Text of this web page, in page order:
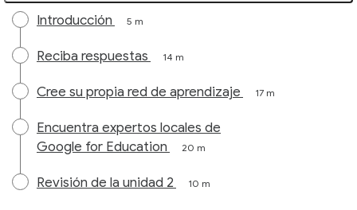
Introducción 5 m
Reciba respuestas 14 m
Cree su propia red de aprendizaje 17 m
Encuentra expertos locales de
Google for Education
20 m
Revisión de la unidad 2 10 m